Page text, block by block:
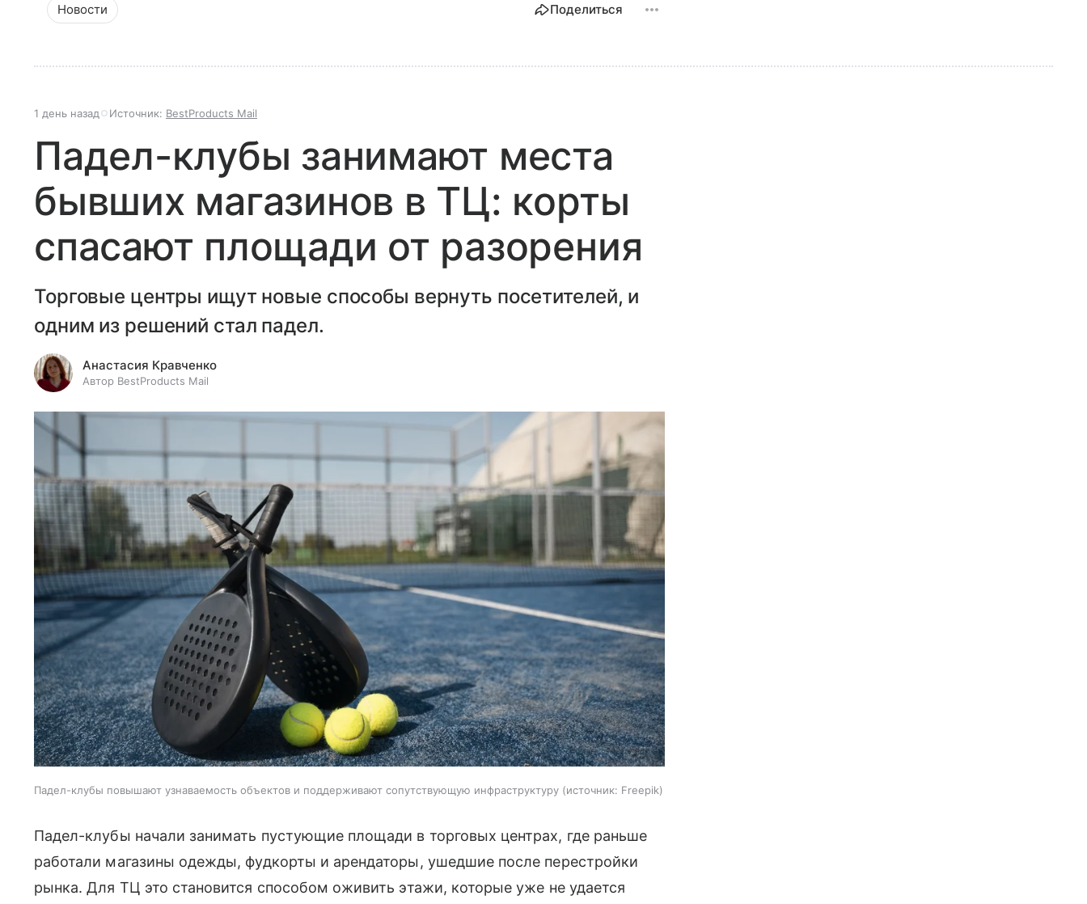
Новости Поделиться
1 день назад Источник: BestProducts Mail
Падел-клубы занимают места
бывших магазинов в ТЦ: корты
спасают площади от разорения
Торговые центры ищут новые способы вернуть посетителей, и
одним из решений стал падел.
Анастасия Кравченко
Автор BestProducts Mail
Падел-клубы повышают узнаваемость объектов и поддерживают сопутствующую инфраструктуру источник: Freepik
Падел-клубы начали занимать пустующие площади в торговых центрах, где раньше
работали магазины одежды, фудкорты и арендаторы, ушедшие после перестройки
рынка. Для ТЦ это становится способом оживить этажи, которые уже не удается